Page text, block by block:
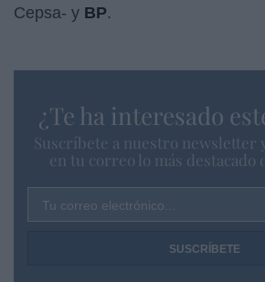
Cepsa- y BP.
¿Te ha interesado
Suscríbete a nuestro newsletter
en tu correo lo más destacado
Tu correo electrónico...